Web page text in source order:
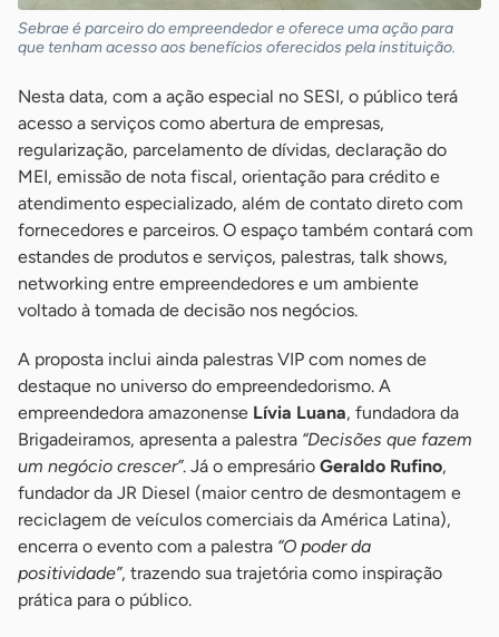
Sebrae é parceiro do empreendedor e oferece uma ação para
que tenham acesso aos benefícios oferecidos pela instituição.
Nesta data, com a ação especial no SESI, o público terá
acesso a serviços como abertura de empresas,
regularização, parcelamento de dívidas, declaração do
MEI, emissão de nota fiscal, orientação para crédito e
atendimento especializado, além de contato direto com
fornecedores e parceiros. O espaço também contará com
estandes de produtos e serviços, palestras, talk shows,
networking entre empreendedores e um ambiente
voltado à tomada de decisão nos negócios.
A proposta inclui ainda palestras VIP com nomes de
destaque no universo do empreendedorismo. A
empreendedora amazonense Lívia Luana, fundadora da
Brigadeiramos, apresenta a palestra “Decisões que fazem
um negócio crescer”. Já o empresário Geraldo Rufino,
fundador da JR Diesel (maior centro de desmontagem e
reciclagem de veículos comerciais da América Latina),
encerra o evento com a palestra “O poder da
positividade”, trazendo sua trajetória como inspiração
prática para o público.